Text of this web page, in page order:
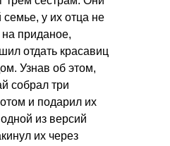
у их отца не
на приданое,
отдать красавиц
Узнав об этом,
собрал три
и подарил их
из версий
их через